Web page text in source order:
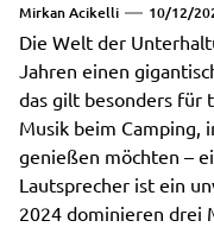
Mirkan Acikelli 10/12/
Die Welt der
Jahren einen
das gilt besonders für
Musik beim Camping,
genießen möchten –
Lautsprecher ist ein
2024 dominieren drei